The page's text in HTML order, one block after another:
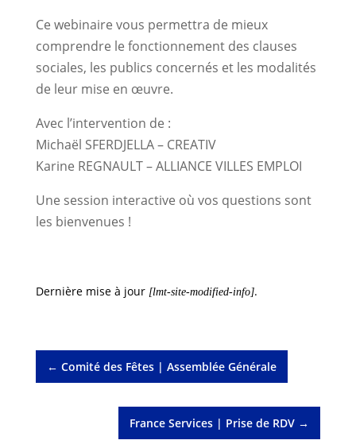
Ce webinaire vous permettra de mieux
comprendre le fonctionnement des clauses
sociales, les publics concernés et les modalités
de leur mise en œuvre.
Avec l’intervention de :
Michaël SFERDJELLA – CREATIV
Karine REGNAULT – ALLIANCE VILLES EMPLOI
Une session interactive où vos questions sont
les bienvenues !
Dernière mise à jour [lmt-site-modified-info].
← Comité des Fêtes | Assemblée Générale
France Services | Prise de RDV →